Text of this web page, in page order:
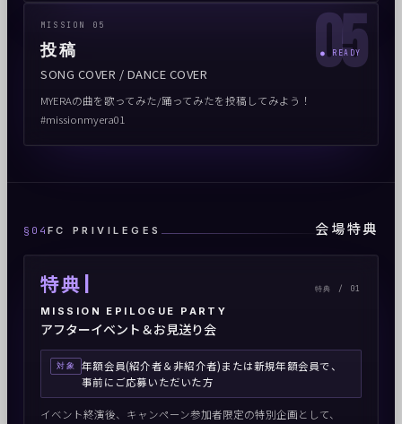
05
MISSION 05
投稿 ● READY
SONG COVER / DANCE COVER
MYERAの曲を歌ってみた/踊ってみたを投稿してみよう！
#missionmyera01
§04 FC PRIVILEGES 会場特典
特典 I 特典 / 01
MISSION EPILOGUE PARTY
アフターイベント＆お見送り会
対象
年額会員(紹介者＆非紹介者)または新規年額会員で、
事前にご応募いただいた方
イベント終演後、キャンペーン参加者限定の特別企画として、